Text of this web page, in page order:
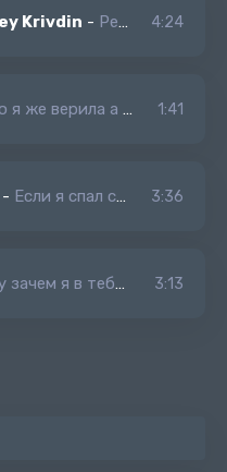
Krivdin - Река 4:24
а зачем ты со мной вот так 1:41
- Если я спал с тобой не думай что я твой 3:36
я в тебя влюбился песня 3:13